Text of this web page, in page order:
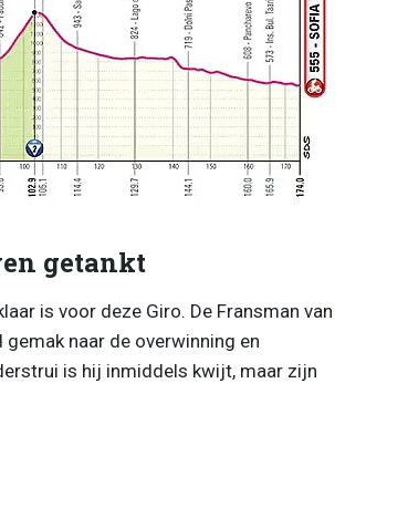
getankt
is voor deze Giro. De Fransman van
naar de overwinning en
is hij inmiddels kwijt, maar zijn